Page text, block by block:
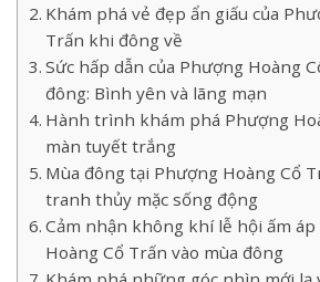
Khám phá vẻ đẹp ẩn giấu của
Trấn khi đông về
Sức hấp dẫn của Phượng Hoàng
đông: Bình yên và lãng mạn
Hành trình khám phá Phượng
màn tuyết trắng
Mùa đông tại Phượng Hoàng Cổ
tranh thủy mặc sống động
Cảm nhận không khí lễ hội ấm
Hoàng Cổ Trấn vào mùa đông